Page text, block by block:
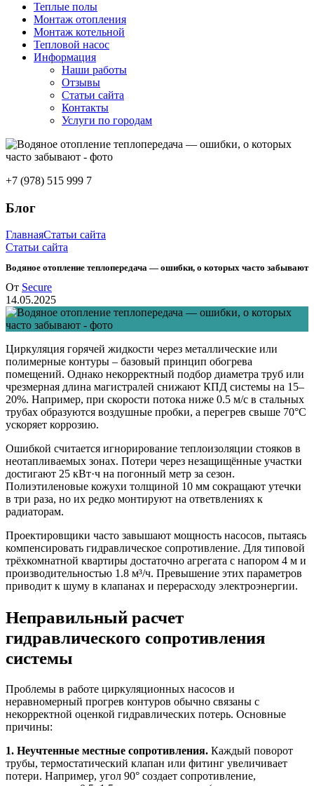
Теплые полы
Монтаж отопления
Монтаж котельной
Тепловой насос
Информация
Наши работы
Отзывы
Статьи сайта
Контакты
Услуги по городам
+7 (978) 515 999 7
Блог
ГлавнаяСтатьи сайта
Статьи сайта
Водяное отопление теплопередача — ошибки, о которых часто забывают
От Secure
14.05.2025
Циркуляция горячей жидкости через металлические или
полимерные контуры – базовый принцип обогрева
помещений. Однако некорректный подбор диаметра труб или
чрезмерная длина магистралей снижают КПД системы на 15–
20%. Например, при скорости потока ниже 0.5 м/с в стальных
трубах образуются воздушные пробки, а перегрев свыше 70°C
ускоряет коррозию.
Ошибкой считается игнорирование теплоизоляции стояков в
неотапливаемых зонах. Потери через незащищённые участки
достигают 25 кВт·ч на погонный метр за сезон.
Полиэтиленовые кожухи толщиной 10 мм сокращают утечки
в три раза, но их редко монтируют на ответвлениях к
радиаторам.
Проектировщики часто завышают мощность насосов, пытаясь
компенсировать гидравлическое сопротивление. Для типовой
трёхкомнатной квартиры достаточно агрегата с напором 4 м и
производительностью 1.8 м³/ч. Превышение этих параметров
приводит к шуму в клапанах и перерасходу электроэнергии.
Неправильный расчет
гидравлического сопротивления
системы
Проблемы в работе циркуляционных насосов и
неравномерный прогрев контуров обычно связаны с
некорректной оценкой гидравлических потерь. Основные
причины:
1. Неучтенные местные сопротивления. Каждый поворот
трубы, термостатический клапан или фитинг увеличивает
потери. Например, угол 90° создает сопротивление,